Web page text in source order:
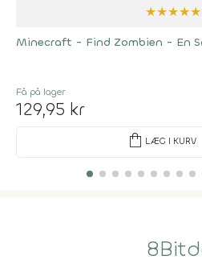
★★★★★
Minecraft - Find Zombien - En
Få på lager
129,95 kr
shopping_bag LÆG I KURV